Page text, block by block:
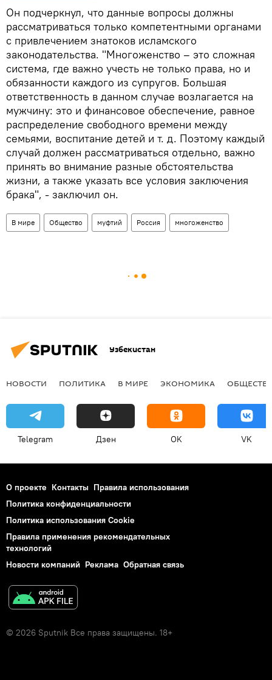
Он подчеркнул, что данные вопросы должны
рассматриваться только компетентными органами
с привлечением знатоков исламского
законодательства. "Многоженство – это сложная
система, где важно учесть не только права, но и
обязанности каждого из супругов. Большая
ответственность в данном случае возлагается на
мужчину: это и финансовое обеспечение, равное
распределение свободного времени между
семьями, воспитание детей и т. д. Поэтому каждый
случай должен рассматриваться отдельно, важно
принять во внимание разные обстоятельства
жизни, а также указать все условия заключения
брака", - заключил он.
В мире Общество муфтий Россия многоженство
Узбекистан
НОВОСТИ ПОЛИТИКА В МИРЕ ЭКОНОМИКА
Telegram Дзен OK VK
О проекте Контакты Правила использования
Политика конфиденциальности
Политика использования Cookie
Правила применения рекомендательных
технологий
Новости компаний Реклама Обратная связь
© 2026 Sputnik Все права защищены. 18+